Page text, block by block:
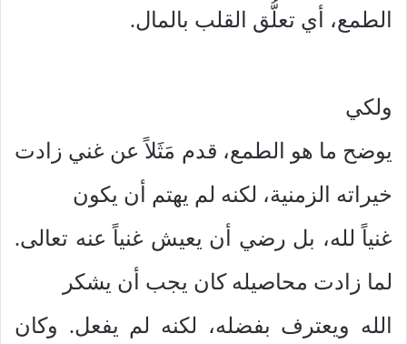
الطمع، أي تعلُّق القلب بالمال.
ولكي
يوضح ما هو الطمع، قدم مَثَلاً عن غني زادت
خيراته الزمنية، لكنه لم يهتم أن يكون
غنياً لله، بل رضي أن يعيش غنياً عنه تعالى.
لما زادت محاصيله كان يجب أن يشكر
الله ويعترف بفضله، لكنه لم يفعل. وكان